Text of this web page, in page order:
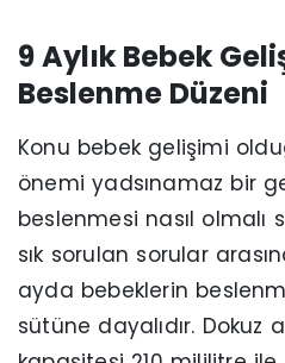
9 Aylık Bebek
Beslenme Düzeni
Konu bebek gelişimi
önemi yadsınamaz bir
beslenmesi nasıl olmalı
sık sorulan sorular
ayda bebeklerin
sütüne dayalıdır. Dokuz